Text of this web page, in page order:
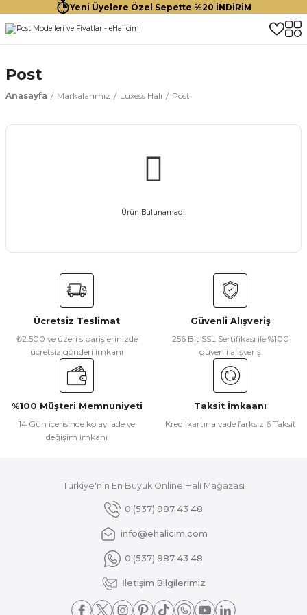
Yeni Üyelere Özel Sepette %20 İNDİRİM
Post
Anasayfa Markalarımız Luxess Halı Post
Ürün Bulunamadı.
Ücretsiz Teslimat
₺2.500 ve üzeri siparişlerinizde
ücretsiz gönderi imkanı
Güvenli Alışveriş
256 Bit SSL Sertifikası ile %100
güvenli alışveriş
%100 Müşteri Memnuniyeti
14 Gün içerisinde kolay iade ve
değişim imkanı
Taksit İmkaanı
Kredi kartına vade farksız 6 Taksit
Türkiye'nin En Büyük Online Halı Mağazası
0 (537) 987 43 48
info@ehalicim.com
0 (537) 987 43 48
İletişim Bilgilerimiz